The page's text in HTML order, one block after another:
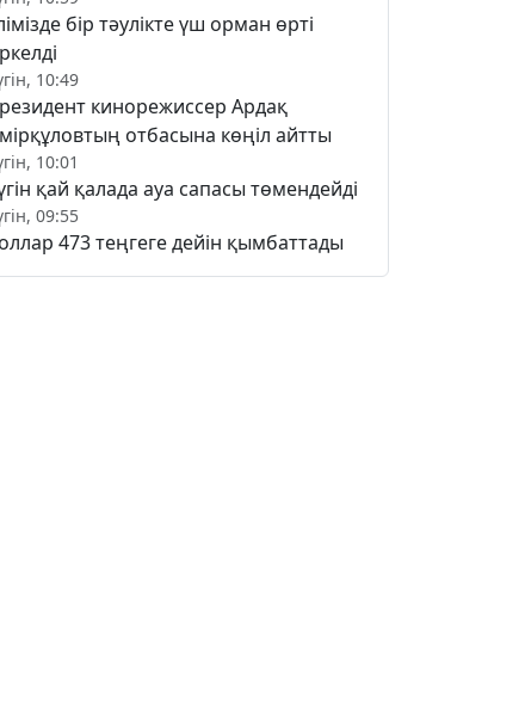
бір тәулікте үш орман өрті
10:49
кинорежиссер Ардақ
отбасына көңіл айтты
10:01
қай қалада ауа сапасы төмендейді
09:55
473 теңгеге дейін қымбаттады